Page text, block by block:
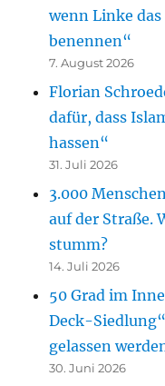
wenn Linke
benennen“
7. August 2026
Florian
dafür, dass
hassen“
31. Juli 2026
3.000
auf der Straße.
stumm?
14. Juli 2026
50 Grad im
Deck-
gelassen
30. Juni 2026